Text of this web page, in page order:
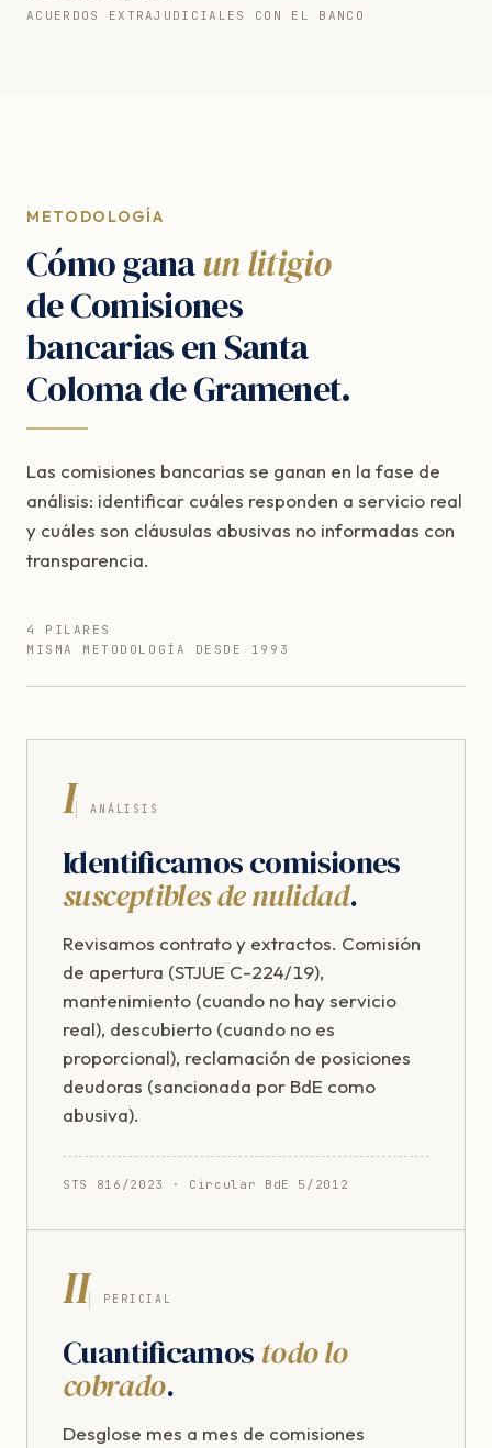
ACUERDOS EXTRAJUDICIALES CON EL BANCO
METODOLOGÍA
Cómo ganaun litigio
de Comisiones
bancarias en Santa
Coloma de Gramenet.
Las comisiones bancarias se ganan en la fase de
análisis: identificar cuáles responden a servicio real
y cuáles son cláusulas abusivas no informadas con
transparencia.
4 PILARES
MISMA METODOLOGÍA DESDE 1993
I ANÁLISIS
Identificamos comisiones
susceptibles de nulidad.
Revisamos contrato y extractos. Comisión
de apertura (STJUE C-224/19),
mantenimiento (cuando no hay servicio
real), descubierto (cuando no es
proporcional), reclamación de posiciones
deudoras (sancionada por BdE como
abusiva).
STS 816/2023 · Circular BdE 5/2012
II PERICIAL
Cuantificamos todo lo
cobrado.
Desglose mes a mes de comisiones